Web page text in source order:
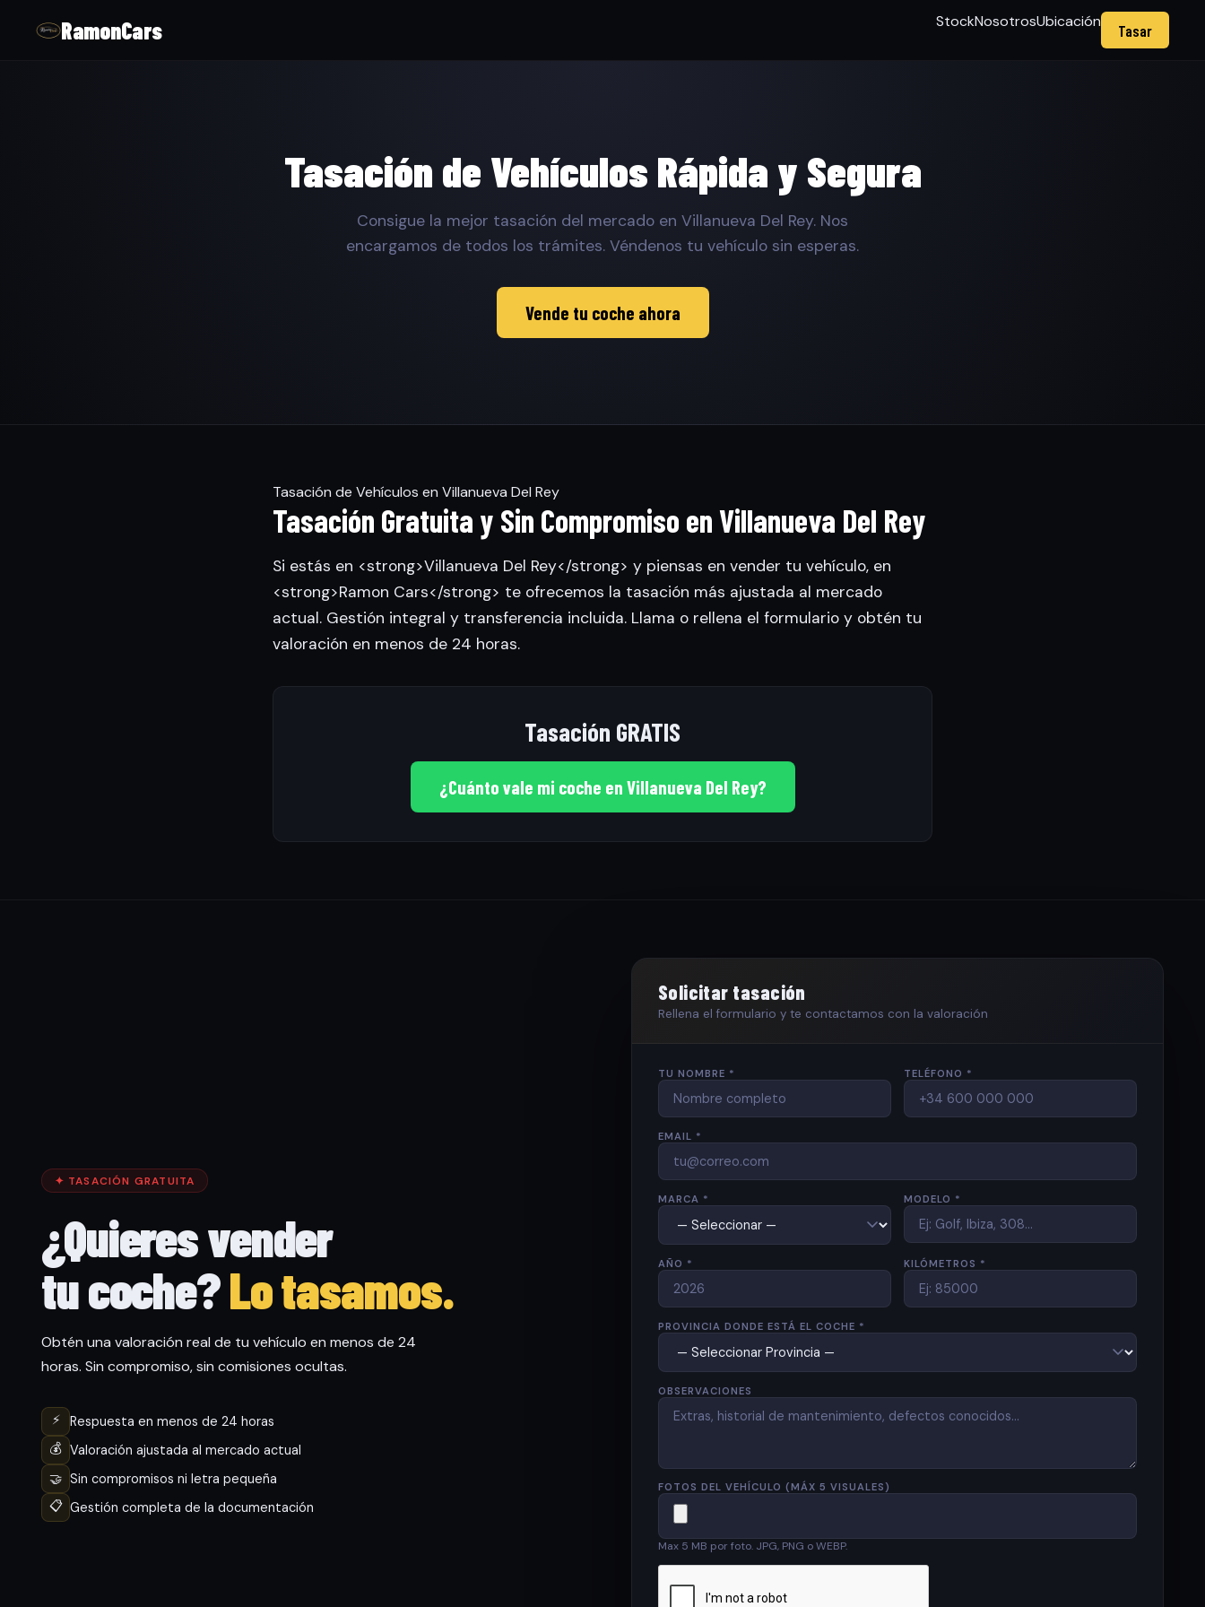
RamonCars StockNosotrosUbicación Tasar
Tasación de Vehículos Rápida y Segura
Consigue la mejor tasación del mercado en Villanueva Del Rey. Nos
encargamos de todos los trámites. Véndenos tu vehículo sin esperas.
Vende tu coche ahora
Tasación de Vehículos en Villanueva Del Rey
Tasación Gratuita y Sin Compromiso en Villanueva Del Rey
Si estás en <strong>Villanueva Del Rey</strong> y piensas en vender tu vehículo, en
<strong>Ramon Cars</strong> te ofrecemos la tasación más ajustada al mercado
actual. Gestión integral y transferencia incluida. Llama o rellena el formulario y obtén tu
valoración en menos de 24 horas.
Tasación GRATIS
¿Cuánto vale mi coche en Villanueva Del Rey?
✦ TASACIÓN GRATUITA
¿Quieres vender
tu coche?Lo tasamos.
Obtén una valoración real de tu vehículo en menos de 24
horas. Sin compromiso, sin comisiones ocultas.
⚡
Respuesta en menos de 24 horas
💰 Valoración ajustada al mercado actual
🤝 Sin compromisos ni letra pequeña
📋 Gestión completa de la documentación
Solicitar tasación
Rellena el formulario y te contactamos con la valoración
TU NOMBRE * TELÉFONO *
EMAIL *
MARCA * MODELO *
AÑO * KILÓMETROS *
PROVINCIA DONDE ESTÁ EL COCHE *
OBSERVACIONES
FOTOS DEL VEHÍCULO (MÁX 5 VISUALES)
Max 5 MB por foto. JPG, PNG o WEBP.